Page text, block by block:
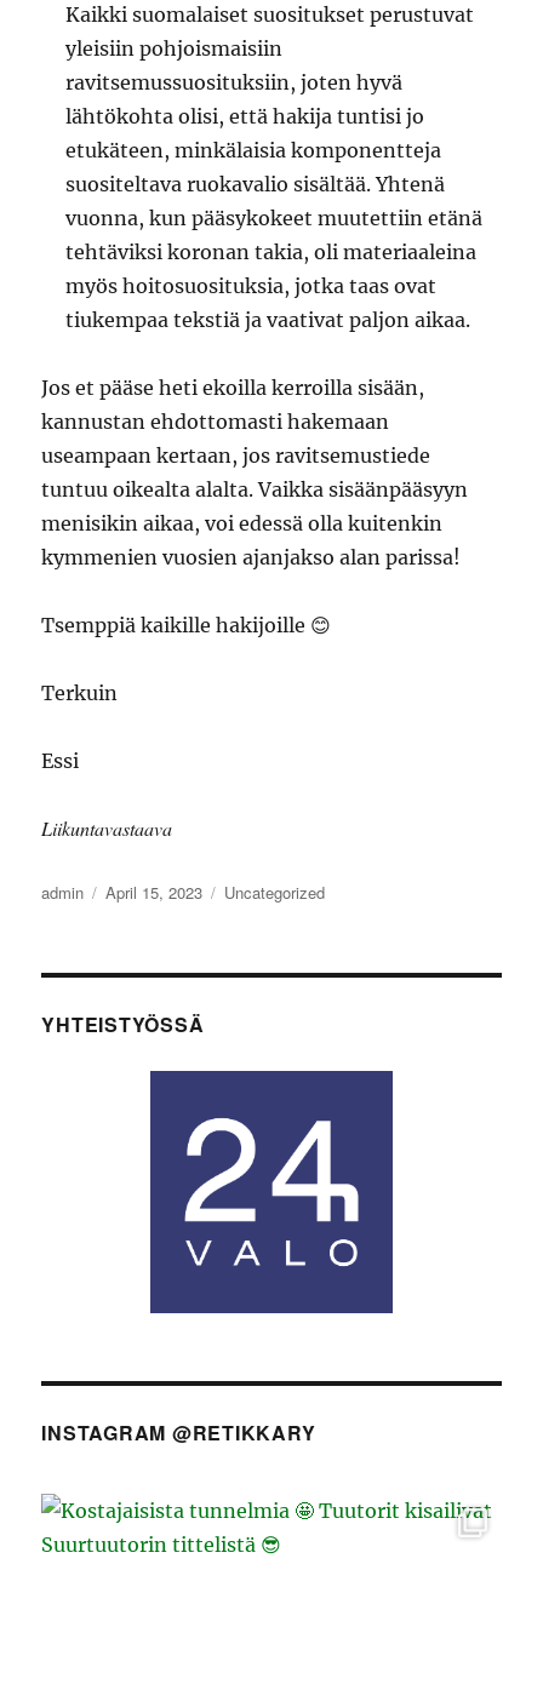
Kaikki suomalaiset suositukset perustuvat
yleisiin pohjoismaisiin
ravitsemussuosituksiin, joten hyvä
lähtökohta olisi, että hakija tuntisi jo
etukäteen, minkälaisia komponentteja
suositeltava ruokavalio sisältää. Yhtenä
vuonna, kun pääsykokeet muutettiin etänä
tehtäviksi koronan takia, oli materiaaleina
myös hoitosuosituksia, jotka taas ovat
tiukempaa tekstiä ja vaativat paljon aikaa.
Jos et pääse heti ekoilla kerroilla sisään,
kannustan ehdottomasti hakemaan
useampaan kertaan, jos ravitsemustiede
tuntuu oikealta alalta. Vaikka sisäänpääsyyn
menisikin aikaa, voi edessä olla kuitenkin
kymmenien vuosien ajanjakso alan parissa!
Tsemppiä kaikille hakijoille 😊
Terkuin
Essi
Liikuntavastaava
Author
admin
Posted
April 15, 2023 Categories
Uncategorized
YHTEISTYÖSSÄ
INSTAGRAM @RETIKKARY